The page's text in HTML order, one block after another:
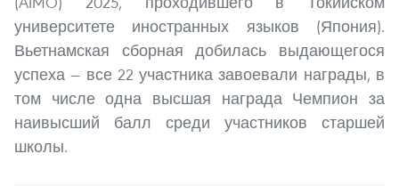
университете иностранных языков (Япония).
Вьетнамская сборная добилась выдающегося
успеха — все 22 участника завоевали награды, в
том числе одна высшая награда Чемпион за
наивысший балл среди участников старшей
школы.